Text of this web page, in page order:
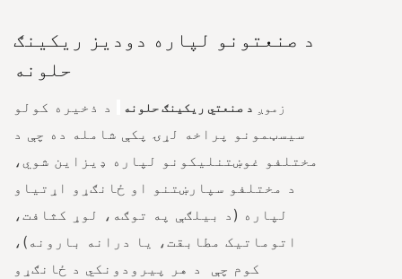
د صنعتونو لپاره دودیز ریکینګ
حلونه
زموږ د صنعتي ریکینګ حلونه
د ذخیره کولو
سیسټمونو پراخه لړۍ پکې شامله ده چې د
مختلفو غوښتنلیکونو لپاره ډیزاین شوي،
د مختلفو سپارښتنو او ځانګړو اړتیاو
لپاره (د بیلګې په توګه، لوړ کثافت،
اتوماتیک مطابقت، یا درانه بارونه)،
کوم چې
د هر پیرودونکي د ځانګړو